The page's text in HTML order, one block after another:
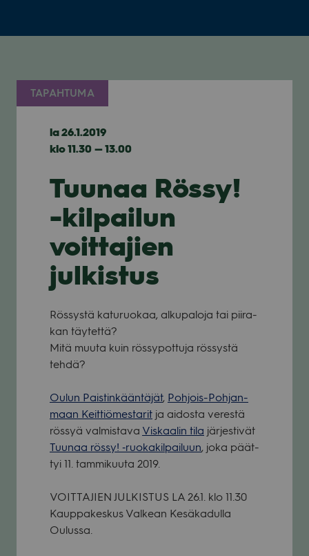
TAPAHTUMA
la 26.1.2019
klo 11.30 — 13.00
Tuunaa Rössy!
-kilpailun
voittajien
julkistus
Rös­systä katu­ruo­kaa, alku­pa­loja tai pii­ra­
kan täy­tettä?
Mitä muuta kuin rös­sy­pot­tuja rös­systä
tehdä?
Oulun Pais­tin­kään­tä­jät, Poh­jois-Poh­jan­
maan Keit­tiö­mes­ta­rit ja aidosta verestä
rös­syä val­mis­tava Vis­kaa­lin tila jär­jes­ti­vät
Tuu­naa rössy! ‑ruo­ka­kil­pai­luun, joka päät­
tyi 11. tam­mi­kuuta 2019.
VOITTAJIEN JULKISTUS LA 26.1. klo 11.30
Kaup­pa­kes­kus Val­kean Kesä­ka­dulla
Oulussa.